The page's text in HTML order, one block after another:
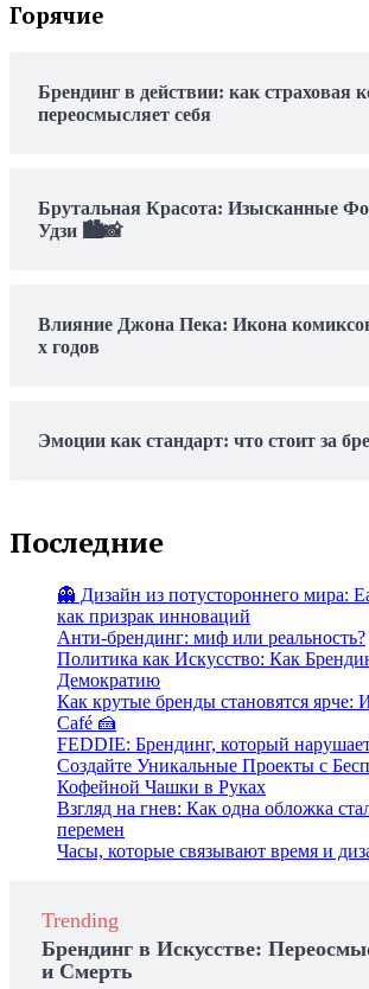
Горячие
Брендинг в действии: как страховая
переосмысляет себя
Брутальная Красота: Изысканные
Удзи 🏙️📸
Влияние Джона Пека: Икона
х годов
Эмоции как стандарт: что стоит за
Последние
👻 Дизайн из потустороннего мира:
как призрак инноваций
Анти-брендинг: миф или реальность?
Политика как Искусство: Как
Демократию
Как крутые бренды становятся ярче:
Café 🍰
FEDDIE: Брендинг, который
Создайте Уникальные Проекты с
Кофейной Чашки в Руках
Взгляд на гнев: Как одна обложка
перемен
Часы, которые связывают время и
Trending
Брендинг в Искусстве:
и Смерть